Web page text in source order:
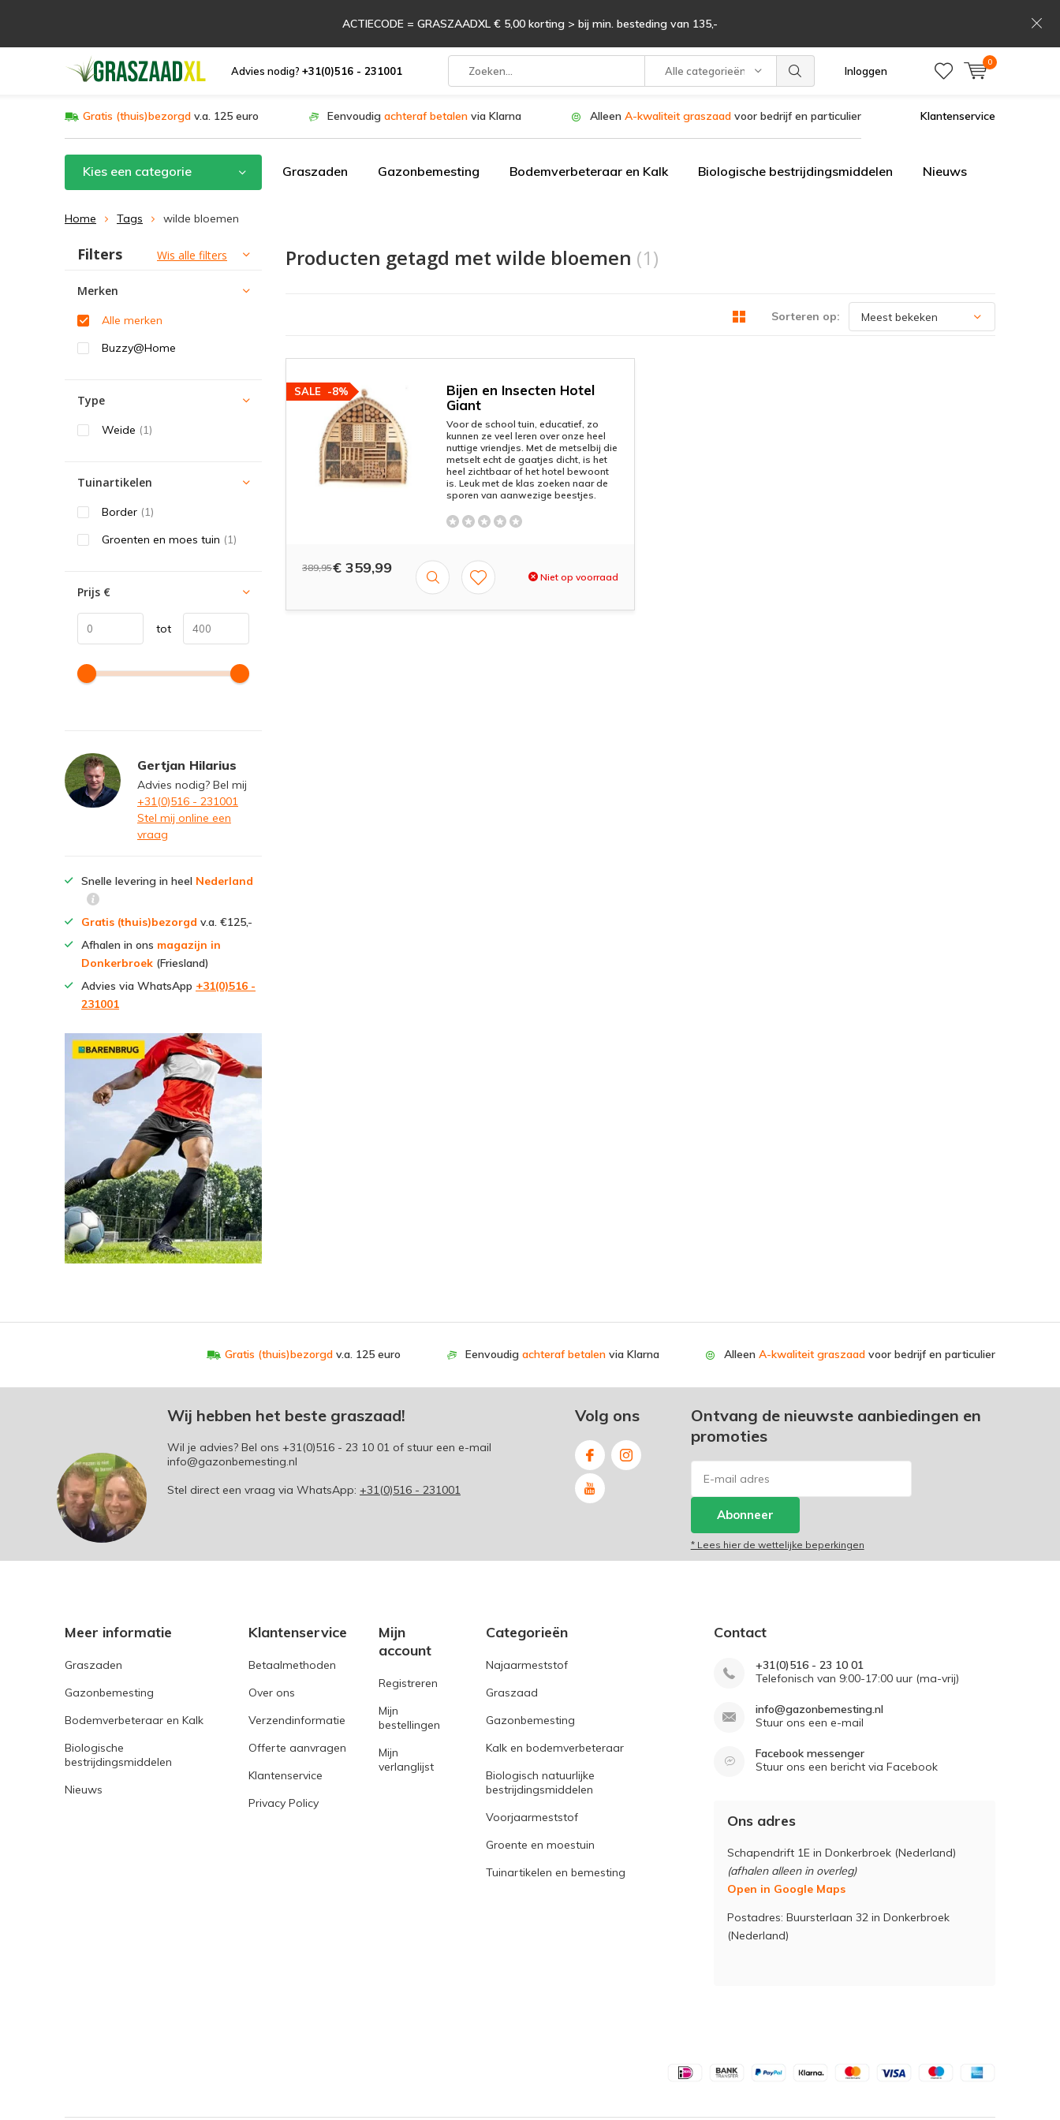
Advies nodig? +31(0)516 - 231001 Alle categorieën Inloggen
0
ACTIECODE = GRASZAADXL € 5,00 korting > bij min. besteding van 135,-
Gratis (thuis)bezorgd v.a. 125 euro Eenvoudig achteraf betalen via Klarna Alleen A-kwaliteit graszaad voor bedrijf en particulier Klantenservice
Kies een categorie Graszaden Gazonbemesting Bodemverbeteraar en Kalk Biologische bestrijdingsmiddelen Nieuws
Home Tags wilde bloemen
Producten getagd met wilde bloemen (1)
Sorteren op:
Bijen en Insecten Hotel
Giant
Voor de school tuin, educatief, zo
kunnen ze veel leren over onze heel
nuttige vriendjes. Met de metselbij die
metselt echt de gaatjes dicht, is het
heel zichtbaar of het hotel bewoont
is. Leuk met de klas zoeken naar de
sporen van aanwezige beestjes.
-8%
SALE
389,95€ 359,99
Niet op voorraad
Sorteren op:
Filters Wis alle filters
Merken
Alle merken
Buzzy@Home
Type
Weide (1)
Tuinartikelen
Border (1)
Groenten en moes tuin (1)
Prijs €
tot
Gertjan Hilarius
Advies nodig? Bel mij
+31(0)516 - 231001
Stel mij online een
vraag
Snelle levering in heel Nederland
Gratis (thuis)bezorgd v.a. €125,-
Afhalen in ons magazijn in
Donkerbroek (Friesland)
Advies via WhatsApp +31(0)516 -
231001
Gratis (thuis)bezorgd v.a. 125 euro Eenvoudig achteraf betalen via Klarna Alleen A-kwaliteit graszaad voor bedrijf en particulier
Wij hebben het beste graszaad!
Wil je advies? Bel ons +31(0)516 - 23 10 01 of stuur een e-mail
info@gazonbemesting.nl
Stel direct een vraag via WhatsApp: +31(0)516 - 231001
Volg ons
Ontvang de nieuwste aanbiedingen en
promoties
Abonneer
* Lees hier de wettelijke beperkingen
Meer informatie
Graszaden
Gazonbemesting
Bodemverbeteraar en Kalk
Biologische
bestrijdingsmiddelen
Nieuws
Klantenservice
Betaalmethoden
Over ons
Verzendinformatie
Offerte aanvragen
Klantenservice
Privacy Policy
Mijn
account
Registreren
Mijn
bestellingen
Mijn
verlanglijst
Categorieën
Najaarmeststof
Graszaad
Gazonbemesting
Kalk en bodemverbeteraar
Biologisch natuurlijke
bestrijdingsmiddelen
Voorjaarmeststof
Groente en moestuin
Tuinartikelen en bemesting
Contact
+31(0)516 - 23 10 01
Telefonisch van 9:00-17:00 uur (ma-vrij)
info@gazonbemesting.nl
Stuur ons een e-mail
Facebook messenger
Stuur ons een bericht via Facebook
Ons adres
Schapendrift 1E in Donkerbroek (Nederland)
(afhalen alleen in overleg)
Open in Google Maps
Postadres: Buursterlaan 32 in Donkerbroek
(Nederland)